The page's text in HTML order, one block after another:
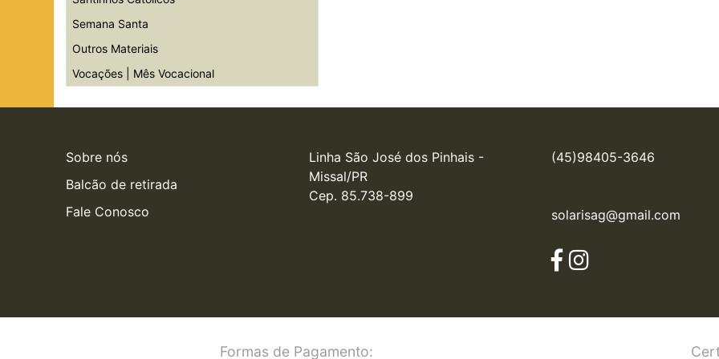
Semana Santa
Outros Materiais
Vocações | Mês Vocacional
Sobre nós
Balcão de retirada
Fale Conosco
Linha São José dos Pinhais -
Missal/PR
Cep. 85.738-899
(45)98405-3646
solarisag@gmail.com
Formas de Pagamento: